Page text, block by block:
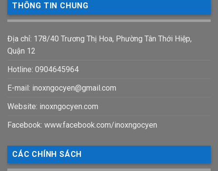
THÔNG TIN CHUNG
Địa chỉ: 178/40 Trương Thị Hoa, Phường Tân Thới Hiệp,
Quận 12
Hotline: 0904645964
E-mail: inoxngocyen@gmail.com
Website: inoxngocyen.com
Facebook: www.facebook.com/inoxngocyen
CÁC CHÍNH SÁCH